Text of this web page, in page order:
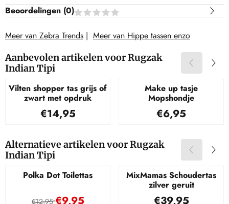
Beoordelingen (0)
Meer van Zebra Trends | Meer van Hippe tassen enzo
Aanbevolen artikelen voorRugzak
Indian Tipi
Vilten shopper tas grijs of
zwart met opdruk
Prijs: 14,95
€14,95
Make up tasje
Mopshondje
Prijs: 6,95
€6,95
Alternatieve artikelen voorRugzak
Indian Tipi
Polka Dot Toilettas
Van 12,95 voor 9,95
€12,95€9,95
MixMamas Schoudertas
zilver geruit
Prijs: 39,95
€39,95